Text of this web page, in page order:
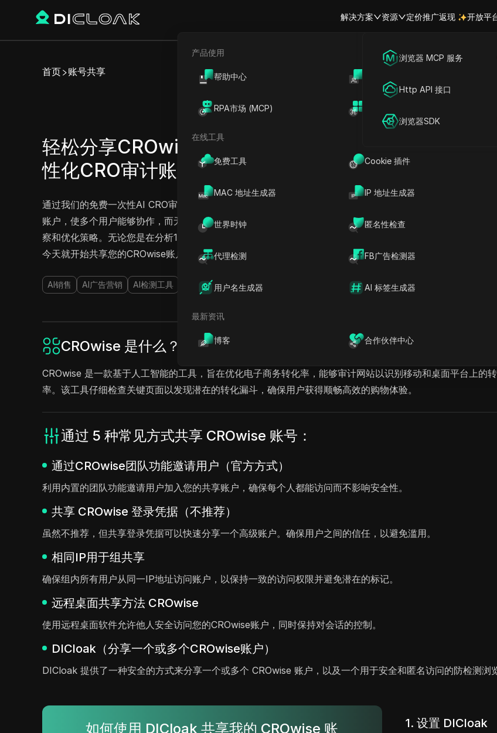
解决方案
海外社媒营销
广告投放
账号共享
资源
产品使用
帮助中心
RPA市场 (MCP)
在线工具
免费工具 Cookie 插件
MAC 地址生成器 IP 地址生成器
世界时钟 匿名性检查
代理检测 FB广告检测器
用户名生成器 AI 标签生成器
最新资讯
博客 合作伙伴中心
定价推广返现 开放平
浏览器 MCP 服务
Http API 接口
浏览器SDK
首页 账号共享
轻松共享 CROwise
轻松分享CROwise一次性AI CRO审计和CROwise个
性化CRO审计账户
通过我们的免费一次性AI CRO审计和个性化CRO审计计划，释放CROwise的力量！在设备之间无缝共享您的
账户，使多个用户能够协作，而无需暴露账户凭据或密码。体验无忧的账户共享，同时获取您网站的深入洞
察和优化策略。无论您是在分析15个页面还是接受个性化评审，CROwise都能轻松安全地提升您的转化率。
今天就开始共享您的CROwise账户吧！
AI销售 AI广告营销 AI检测工具
CROwise 是什么？
CROwise 是一款基于人工智能的工具，旨在优化电子商务转化率，能够审计网站以识别移动和桌面平台上的
率。该工具仔细检查关键页面以发现潜在的转化漏斗，确保用户获得顺畅高效的购物体验。
通过 5 种常见方式共享 CROwise 账号：
通过CROwise团队功能邀请用户（官方方式）
利用内置的团队功能邀请用户加入您的共享账户，确保每个人都能访问而不影响安全性。
共享 CROwise 登录凭据（不推荐）
虽然不推荐，但共享登录凭据可以快速分享一个高级账户。确保用户之间的信任，以避免滥用。
相同IP用于组共享
确保组内所有用户从同一IP地址访问账户，以保持一致的访问权限并避免潜在的标记。
远程桌面共享方法 CROwise
使用远程桌面软件允许他人安全访问您的CROwise账户，同时保持对会话的控制。
DICloak（分享一个或多个CROwise账户）
DICloak 提供了一种安全的方式来分享一个或多个 CROwise 账户，以及一个用于安全和匿名访问的防检测浏
如何使用 DICloak 共享我的 CROwise 账
1. 设置 DICloak